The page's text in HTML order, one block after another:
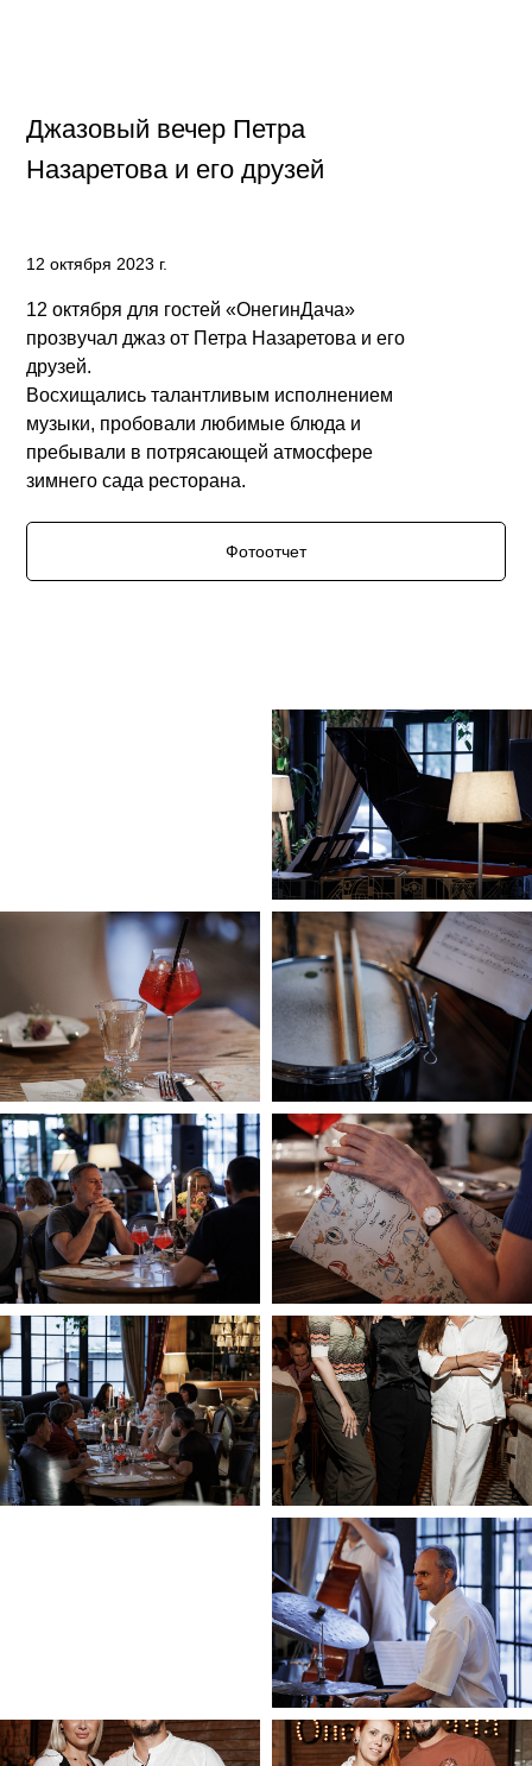
Джазовый вечер Петра
Назаретова и его друзей
12 октября 2023 г.
Фотоотчет
12 октября для гостей «ОнегинДача»
прозвучал джаз от Петра Назаретова и его
друзей.
Восхищались талантливым исполнением
музыки, пробовали любимые блюда и
пребывали в потрясающей атмосфере
зимнего сада ресторана.